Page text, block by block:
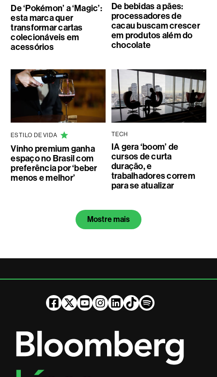
De ‘Pokémon’ a ‘Magic’:
esta marca quer
transformar cartas
colecionáveis em
acessórios
De bebidas a pães:
processadores de
cacau buscam crescer
em produtos além do
chocolate
ESTILO DE VIDA
Vinho premium ganha
espaço no Brasil com
preferência por ‘beber
menos e melhor’
TECH
IA gera ‘boom’ de
cursos de curta
duração, e
trabalhadores correm
para se atualizar
Mostre mais